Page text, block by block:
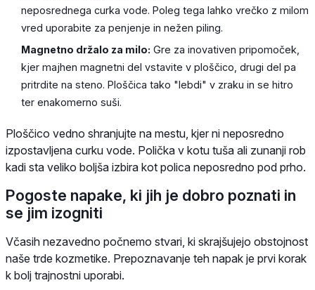
neposrednega curka vode. Poleg tega lahko vrečko z milom
vred uporabite za penjenje in nežen piling.
Magnetno držalo za milo: Gre za inovativen pripomoček,
kjer majhen magnetni del vstavite v ploščico, drugi del pa
pritrdite na steno. Ploščica tako "lebdi" v zraku in se hitro
ter enakomerno suši.
Ploščico vedno shranjujte na mestu, kjer ni neposredno
izpostavljena curku vode. Polička v kotu tuša ali zunanji rob
kadi sta veliko boljša izbira kot polica neposredno pod prho.
Pogoste napake, ki jih je dobro poznati in
se jim izogniti
Včasih nezavedno počnemo stvari, ki skrajšujejo obstojnost
naše trde kozmetike. Prepoznavanje teh napak je prvi korak
k bolj trajnostni uporabi.